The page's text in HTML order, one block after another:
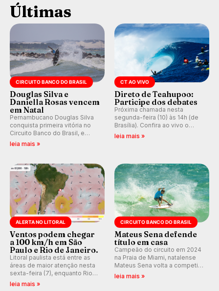
Últimas
CIRCUITO BANCO DO BRASIL
Douglas Silva e
Daniella Rosas vencem
em Natal
Pernambucano Douglas Silva
conquista primeira vitória no
Circuito Banco do Brasil, e
peruana Daniella Rosas vence
(RN).
leia mais »
CT AO VIVO
Direto de Teahupoo:
Participe dos debates
Próxima chamada nesta
segunda-feira (10) às 14h (de
Brasília). Confira ao vivo o
Outerknown Tahiti Pro 2026 e
leia mais »
ALERTA NO LITORAL
Ventos podem chegar
a 100 km/h em São
Paulo e Rio de Janeiro.
Litoral paulista está entre as
áreas de maior atenção nesta
sexta-feira (7), enquanto Rio
de Janeiro também recebe
leia mais »
CIRCUITO BANCO DO BRASIL
Mateus Sena defende
título em casa
Campeão do circuito em 2024
na Praia de Miami, natalense
Mateus Sena volta a competir
em casa em busca de manter a
leia mais »